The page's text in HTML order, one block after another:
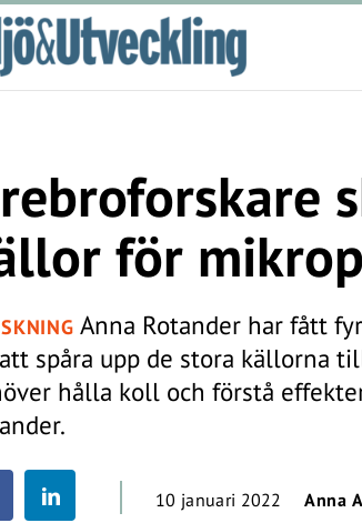
för
Anna Rotander har fått
spåra upp de stora källorna
hålla koll och förstå
10 januari 2022 Anna